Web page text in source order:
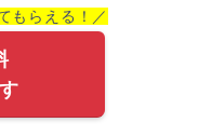
もらえる！／